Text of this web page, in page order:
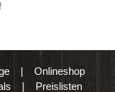
| Onlineshop
| Preislisten